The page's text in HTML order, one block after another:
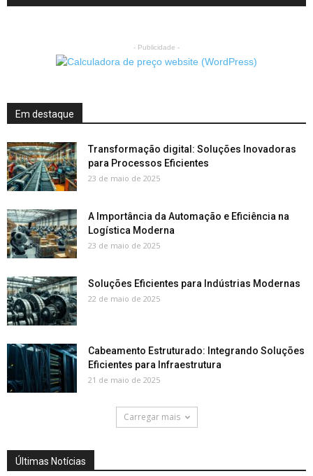
- Publicidade -
Em destaque
Transformação digital: Soluções Inovadoras
para Processos Eficientes
23 de maio de 2025
A Importância da Automação e Eficiência na
Logística Moderna
23 de maio de 2025
Soluções Eficientes para Indústrias Modernas
22 de maio de 2025
Cabeamento Estruturado: Integrando Soluções
Eficientes para Infraestrutura
21 de maio de 2025
Carregar mais
Últimas Notícias